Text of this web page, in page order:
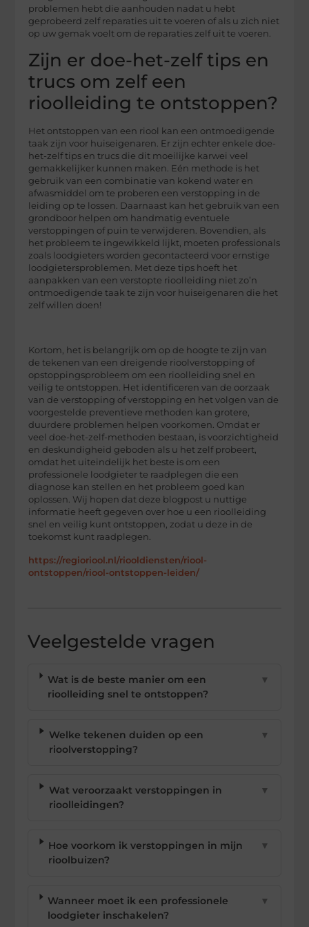
problemen hebt die aanhouden nadat u hebt
geprobeerd zelf reparaties uit te voeren of als u zich niet
op uw gemak voelt om de reparaties zelf uit te voeren.
Zijn er doe-het-zelf tips en
trucs om zelf een
rioolleiding te ontstoppen?
Het ontstoppen van een riool kan een ontmoedigende
taak zijn voor huiseigenaren. Er zijn echter enkele doe-
het-zelf tips en trucs die dit moeilijke karwei veel
gemakkelijker kunnen maken. Eén methode is het
gebruik van een combinatie van kokend water en
afwasmiddel om te proberen een verstopping in de
leiding op te lossen. Daarnaast kan het gebruik van een
grondboor helpen om handmatig eventuele
verstoppingen of puin te verwijderen. Bovendien, als
het probleem te ingewikkeld lijkt, moeten professionals
zoals loodgieters worden gecontacteerd voor ernstige
loodgietersproblemen. Met deze tips hoeft het
aanpakken van een verstopte rioolleiding niet zo’n
ontmoedigende taak te zijn voor huiseigenaren die het
zelf willen doen!
Kortom, het is belangrijk om op de hoogte te zijn van
de tekenen van een dreigende rioolverstopping of
opstoppingsprobleem om een rioolleiding snel en
veilig te ontstoppen. Het identificeren van de oorzaak
van de verstopping of verstopping en het volgen van de
voorgestelde preventieve methoden kan grotere,
duurdere problemen helpen voorkomen. Omdat er
veel doe-het-zelf-methoden bestaan, is voorzichtigheid
en deskundigheid geboden als u het zelf probeert,
omdat het uiteindelijk het beste is om een
professionele loodgieter te raadplegen die een
diagnose kan stellen en het probleem goed kan
oplossen. Wij hopen dat deze blogpost u nuttige
informatie heeft gegeven over hoe u een rioolleiding
snel en veilig kunt ontstoppen, zodat u deze in de
toekomst kunt raadplegen.
https://regioriool.nl/riooldiensten/riool-
ontstoppen/riool-ontstoppen-leiden/
Veelgestelde vragen
Wat is de beste manier om een
rioolleiding snel te ontstoppen?
▼
Welke tekenen duiden op een
rioolverstopping?
▼
Wat veroorzaakt verstoppingen in
rioolleidingen?
▼
Hoe voorkom ik verstoppingen in mijn
rioolbuizen?
▼
Wanneer moet ik een professionele
loodgieter inschakelen?
▼